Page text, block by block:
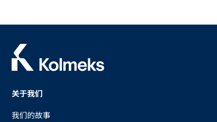
关于我们
我们的故事